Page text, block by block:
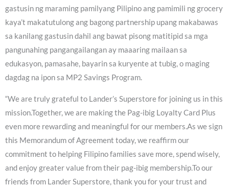
gastusin ng maraming pamilyang Pilipino ang pamimili ng grocery
kaya’t makatutulong ang bagong partnership upang makabawas
sa kanilang gastusin dahil ang bawat pisong matitipid sa mga
pangunahing pangangailangan ay maaaring mailaan sa
edukasyon, pamasahe, bayarin sa kuryente at tubig, o maging
dagdag na ipon sa MP2 Savings Program.
“We are truly grateful to Lander’s Superstore for joining us in this
mission.Together, we are making the Pag-ibig Loyalty Card Plus
even more rewarding and meaningful for our members.As we sign
this Memorandum of Agreement today, we reaffirm our
commitment to helping Filipino families save more, spend wisely,
and enjoy greater value from their pag-ibig membership.To our
friends from Lander Superstore, thank you for your trust and